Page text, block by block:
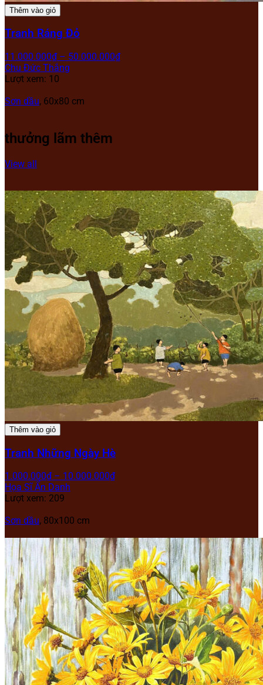
Thêm vào giỏ
Tranh Ráng Đỏ
11.000.000₫ – 50.000.000₫
Chu Đức Thắng
Lượt xem: 10
Sơn dầu, 60x80 cm
thưởng lãm thêm
View all
Thêm vào giỏ
Tranh Những Ngày Hè
1.000.000₫ – 10.000.000₫
Họa Sĩ Ẩn Danh
Lượt xem: 209
Sơn dầu, 80x100 cm